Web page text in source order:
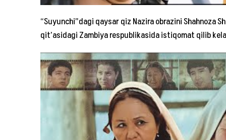
“Suyunchi”dagi qaysar qiz Nazira obrazini Shahnoza
qit’asidagi Zambiya respublikasida istiqomat qilib